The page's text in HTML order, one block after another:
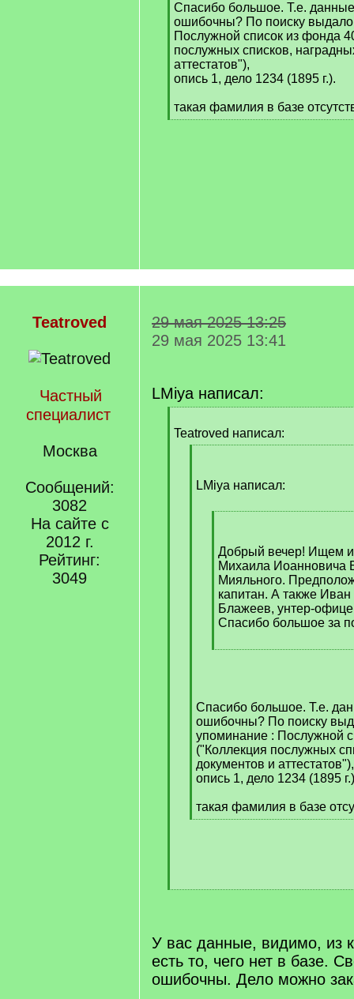
]
Спасибо большое. Т.е.
ошибочны? По поиску
Послужной список из фонда
послужных списков,
аттестатов"),
опись 1, дело 1234 (1895 г.).
такая фамилия в базе
[
Teatroved
Частный
специалист
Москва
Сообщений:
3082
На сайте с
2012 г.
Рейтинг:
3049
29 мая 2025 13:25
29 мая 2025 13:41
LMiya написал:
q
Teatroved написал:
]LMiya написал:
]
Добрый вечер! Ищем
Михаила Иоанновича
Мияльного.
капитан. А также
Блажеев, унтер-
Спасибо большое за
[
Спасибо большое. Т.е.
ошибочны? По поиску
упоминание : Послужной
("Коллекция послужных
документов и аттестатов"),
опись 1, дело 1234 (1895
такая фамилия в базе
[
[
У вас данные, видимо, из
есть то, чего нет в базе.
ошибочны. Дело можно